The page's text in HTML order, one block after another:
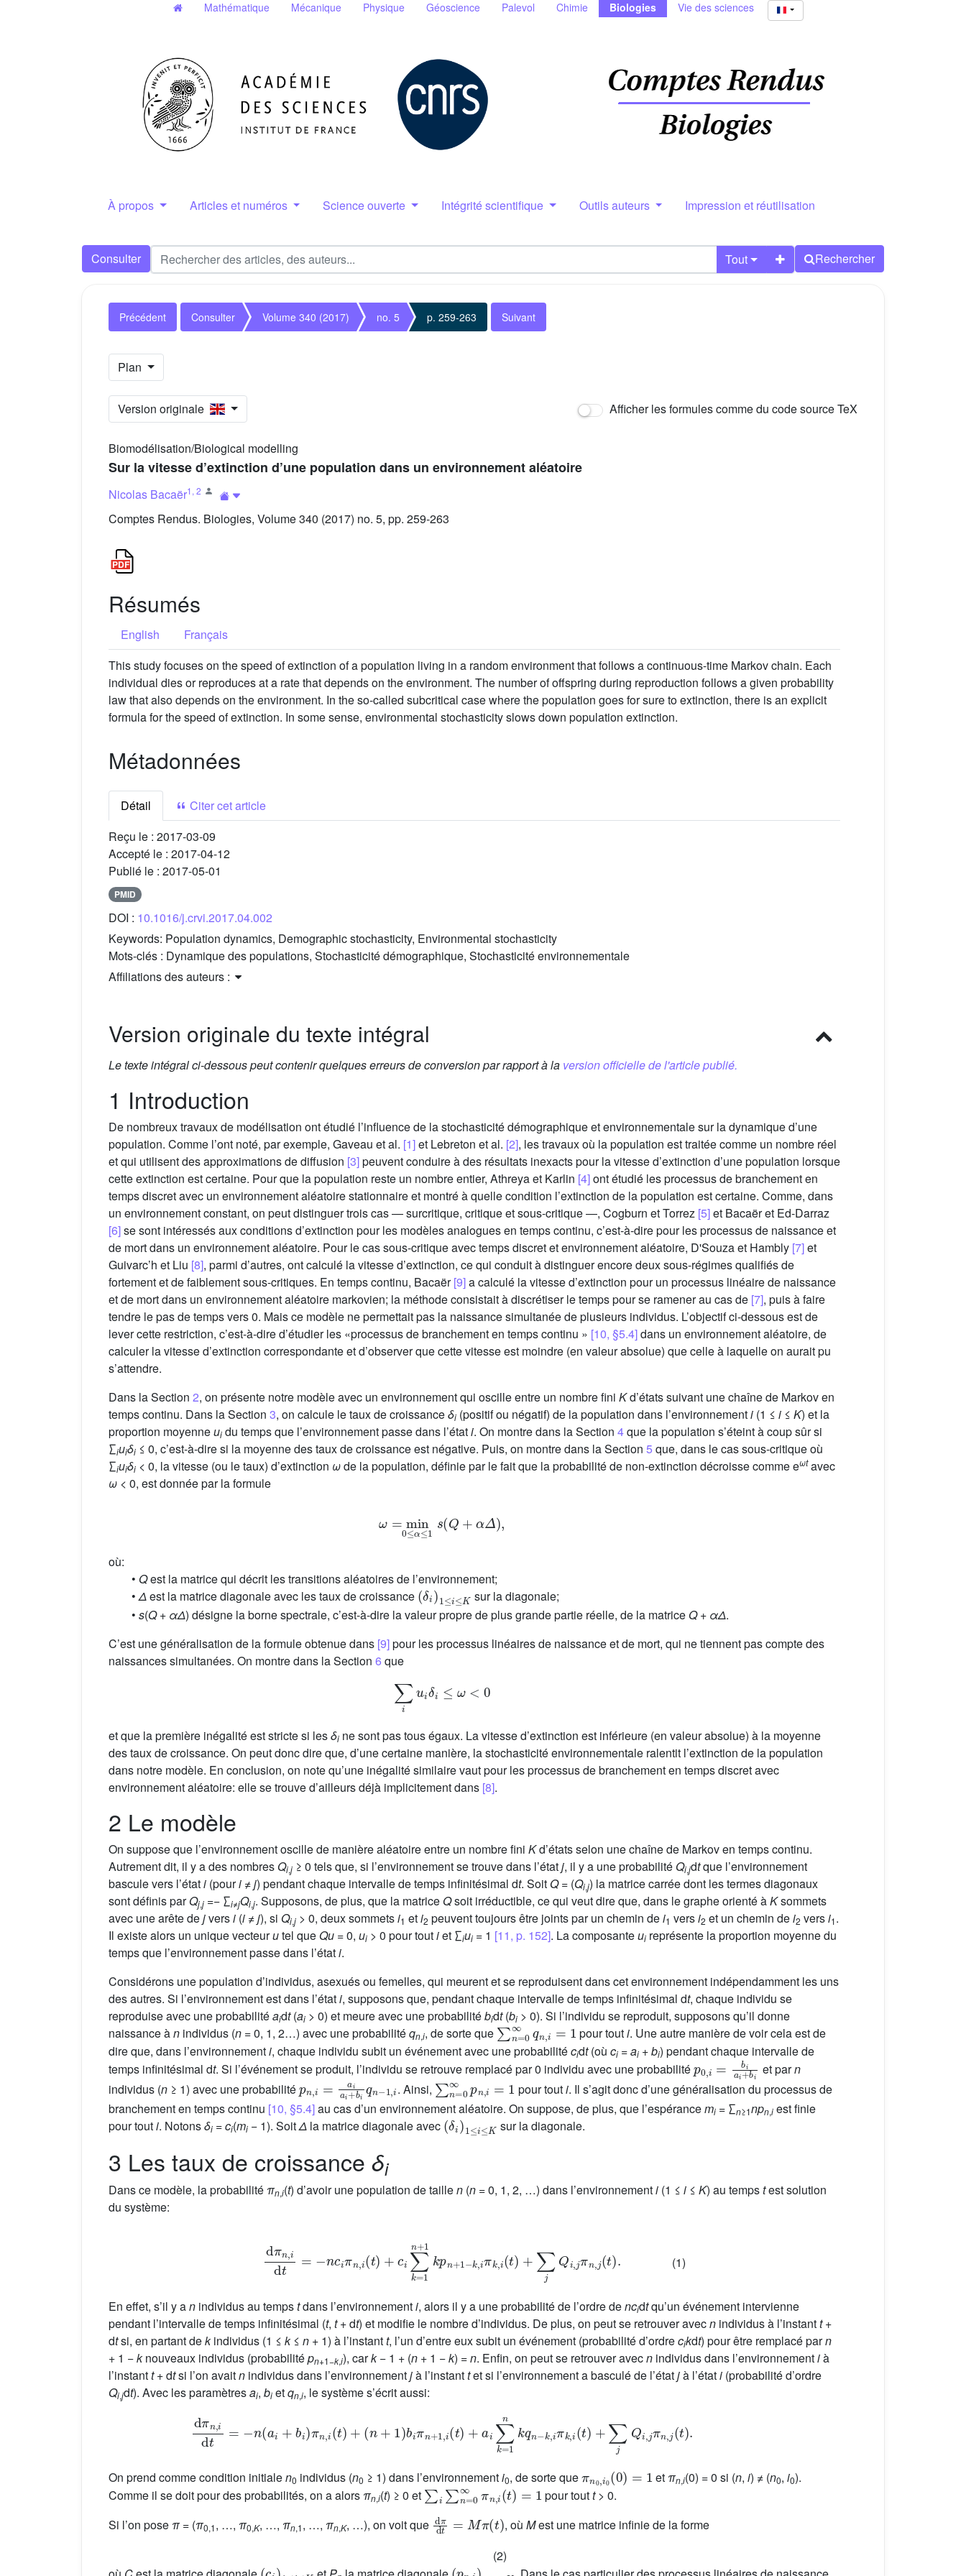
Mathématique Mécanique Physique Géoscience Palevol Chimie Biologies Vie des sciences
À propos Articles et numéros Science ouverte Intégrité scientifique Outils auteurs Impression et réutilisation
Consulter Tout Rechercher
Précédent Consulter Volume 340 (2017) no. 5 p. 259-263 Suivant
Plan
Version originale Afficher les formules comme du code source TeX
Biomodélisation/Biological modelling
Sur la vitesse d’extinction d’une population dans un environnement aléatoire
Nicolas Bacaër1 , 2
Comptes Rendus. Biologies, Volume 340 (2017) no. 5, pp. 259-263
Résumés
English
Français
This study focuses on the speed of extinction of a population living in a random environment that follows a continuous-time Markov chain. Each
individual dies or reproduces at a rate that depends on the environment. The number of offspring during reproduction follows a given probability
law that also depends on the environment. In the so-called subcritical case where the population goes for sure to extinction, there is an explicit
formula for the speed of extinction. In some sense, environmental stochasticity slows down population extinction.
Métadonnées
Détail
Citer cet article
Reçu le : 2017-03-09
Accepté le : 2017-04-12
Publié le : 2017-05-01
PMID
DOI : 10.1016/j.crvi.2017.04.002
Keywords: Population dynamics, Demographic stochasticity, Environmental stochasticity
Mots-clés : Dynamique des populations, Stochasticité démographique, Stochasticité environnementale
Affiliations des auteurs :
Version originale du texte intégral
Le texte intégral ci-dessous peut contenir quelques erreurs de conversion par rapport à la version officielle de l'article publié.
1 Introduction
De nombreux travaux de modélisation ont étudié l’influence de la stochasticité démographique et environnementale sur la dynamique d’une
population. Comme l’ont noté, par exemple, Gaveau et al. [1]et Lebreton et al. [2], les travaux où la population est traitée comme un nombre réel
et qui utilisent des approximations de diffusion [3]peuvent conduire à des résultats inexacts pour la vitesse d’extinction d’une population lorsque
cette extinction est certaine. Pour que la population reste un nombre entier, Athreya et Karlin [4]ont étudié les processus de branchement en
temps discret avec un environnement aléatoire stationnaire et montré à quelle condition l’extinction de la population est certaine. Comme, dans
un environnement constant, on peut distinguer trois cas — surcritique, critique et sous-critique —, Cogburn et Torrez [5]et Bacaër et Ed-Darraz
[6]se sont intéressés aux conditions d’extinction pour les modèles analogues en temps continu, c’est-à-dire pour les processus de naissance et
de mort dans un environnement aléatoire. Pour le cas sous-critique avec temps discret et environnement aléatoire, D'Souza et Hambly [7]et
Guivarc’h et Liu [8], parmi d’autres, ont calculé la vitesse d’extinction, ce qui conduit à distinguer encore deux sous-régimes qualifiés de
fortement et de faiblement sous-critiques. En temps continu, Bacaër[9]a calculé la vitesse d’extinction pour un processus linéaire de naissance
et de mort dans un environnement aléatoire markovien; la méthode consistait à discrétiser le temps pour se ramener au cas de [7], puis à faire
tendre le pas de temps vers 0. Mais ce modèle ne permettait pas la naissance simultanée de plusieurs individus. L’objectif ci-dessous est de
lever cette restriction, c’est-à-dire d’étudier les «processus de branchement en temps continu » [10, §5.4]dans un environnement aléatoire, de
calculer la vitesse d’extinction correspondante et d’observer que cette vitesse est moindre (en valeur absolue) que celle à laquelle on aurait pu
s’attendre.
Dans la Section 2, on présente notre modèle avec un environnement qui oscille entre un nombre fini Kd’états suivant une chaîne de Markov en
temps continu. Dans la Section 3, on calcule le taux de croissanceδi (positif ou négatif) de la population dans l’environnementi (1 ≤ i ≤ K) et la
proportion moyenneui du temps que l’environnement passe dans l’étati. On montre dans la Section 4que la population s’éteint à coup sûr si
∑iuiδi ≤ 0, c’est-à-dire si la moyenne des taux de croissance est négative. Puis, on montre dans la Section 5 que, dans le cas sous-critique où
∑iuiδi < 0, la vitesse (ou le taux) d’extinction ωde la population, définie par le fait que la probabilité de non-extinction décroisse comme eωtavec
ω < 0, est donnée par la formule
ω =min0≤ α≤1 s Q+α
où:
• Qest la matrice qui décrit les transitions aléatoires de l’environnement;
• Δest la matrice diagonale avec les taux de croissance
(δi)1≤i≤K
sur la diagonale;
• s(Q+ αΔ) désigne la borne spectrale, c’est-à-dire la valeur propre de plus grande partie réelle, de la matrice Q+ αΔ.
C’est une généralisation de la formule obtenue dans [9]pour les processus linéaires de naissance et de mort, qui ne tiennent pas compte des
naissances simultanées. On montre dans la Section 6 que
∑ iδ ≤ω
et que la première inégalité est stricte si lesδi ne sont pas tous égaux. La vitesse d’extinction est inférieure (en valeur absolue) à la moyenne
des taux de croissance. On peut donc dire que, d’une certaine manière, la stochasticité environnementale ralentit l’extinction de la population
dans notre modèle. En conclusion, on note qu’une inégalité similaire vaut pour les processus de branchement en temps discret avec
environnement aléatoire: elle se trouve d’ailleurs déjà implicitement dans [8].
2 Le modèle
On suppose que l’environnement oscille de manière aléatoire entre un nombre fini Kd’états selon une chaîne de Markov en temps continu.
Autrement dit, il y a des nombres Qi,j ≥ 0 tels que, si l’environnement se trouve dans l’étatj, il y a une probabilité Qi,jdtque l’environnement
bascule vers l’étati (pouri ≠j) pendant chaque intervalle de temps infinitésimal dt. Soit Q= (Qi,j) la matrice carrée dont les termes diagonaux
sont définis parQj,j =− ∑i≠jQi,j. Supposons, de plus, que la matrice Qsoit irréductible, ce qui veut dire que, dans le graphe orienté àKsommets
avec une arête dejversi (i ≠j), si Qi,j > 0, deux sommetsi1 eti2 peuvent toujours être joints par un chemin dei1 versi2 et un chemin dei2 versi1.
Il existe alors un unique vecteurutel que Qu = 0, ui > 0 pour toutiet ∑iui = 1 [11, p. 152]. La composanteui représente la proportion moyenne du
temps que l’environnement passe dans l’étati.
Considérons une population d’individus, asexués ou femelles, qui meurent et se reproduisent dans cet environnement indépendamment les uns
des autres. Si l’environnement est dans l’étati, supposons que, pendant chaque intervalle de temps infinitésimal dt, chaque individu se
reproduise avec une probabilitéaidt(ai > 0) et meure avec une probabilitébidt(bi > 0). Si l’individu se reproduit, supposons qu’il donne
naissance àn individus (n = 0, 1, 2…) avec une probabilitéqn,i, de sorte que
∑n=0 ∞qn i =1
pour touti. Une autre manière de voir cela est de
dire que, dans l’environnementi, chaque individu subit un événement avec une probabilitécidt(où ci =ai +bi) pendant chaque intervalle de
temps infinitésimal dt. Si l’événement se produit, l’individu se retrouve remplacé par 0 individu avec une probabilité
p0,i=biai+bi
et parn
individus (n ≥ 1) avec une probabilité
pn,i=aiai+ biqn−1,i
. Ainsi,
∑n=0∞pn,i=1
pour touti. Il s’agit donc d’une généralisation du processus de
branchement en temps continu [10, §5.4]au cas d’un environnement aléatoire. On suppose, de plus, que l’espérancemi = ∑n≥1npn,i est finie
pour touti. Notonsδi =ci(mi − 1). SoitΔ la matrice diagonale avec
(δi)1≤i≤K
sur la diagonale.
3 Les taux de croissance δi
Dans ce modèle, la probabilité πn,i(t) d’avoir une population de taillen (n = 0, 1, 2, …) dans l’environnementi (1 ≤ i ≤ K) au tempstest solution
du système:
dπ =1n
(1)
En effet, s’il y an individus au tempstdans l’environnementi, alors il y a une probabilité de l’ordre dencidtqu’un événement intervienne
pendant l’intervalle de temps infinitésimal (t, t+ dt) et modifie le nombre d’individus. De plus, on peut se retrouver avecn individus à l’instantt+
dtsi, en partant dekindividus (1 ≤ k≤ n + 1) à l’instantt, l’un d’entre eux subit un événement (probabilité d’ordrecikdt) pour être remplacé parn
+ 1 −knouveaux individus (probabilitépn+1−k,i), cark− 1 + (n + 1 −k) =n. Enfin, on peut se retrouver avecn individus dans l’environnementià
l’instantt+ dtsi l’on avaitn individus dans l’environnementjà l’instanttet si l’environnement a basculé de l’étatjà l’étati (probabilité d’ordre
Qi,jdt). Avec les paramètresai, bi etqn,i, le système s’écrit aussi:
1n
On prend comme condition initialen0 individus (n0 ≥ 1) dans l’environnementi0, de sorte que
(
et πn,i(0) = 0 si (n,i) ≠ (n0,i0).
Comme il se doit pour des probabilités, on a alors πn,i(t) ≥ 0 et
∑i∑n=0∞πn,i(t)=1
pour toutt> 0.
Si l’on pose π= (π0,1, …, π0,K, …, πn,1, …, πn,K, …), on voit que
d )
, où Mest une matrice infinie de la forme
(2)
) i) ≤i≤